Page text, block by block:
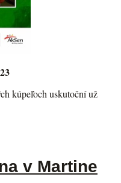
kúpeľoch uskutoční už
v Martine